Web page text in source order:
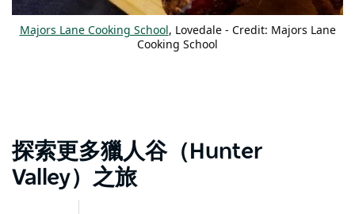
Majors Lane Cooking School, Lovedale - Credit: Majors Lane
Cooking School
探索更多獵人谷（Hunter
Valley）之旅